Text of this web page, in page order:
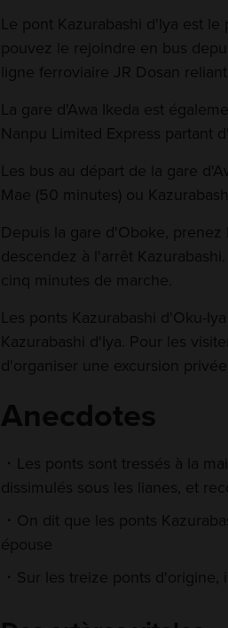
Le pont Kazurabashi d'Iya est
pouvez le rejoindre en bus
ligne ferroviaire JR Dosan
La gare d'Awa Ikeda est
Nanpu Limited Express partant
Les bus au départ de la gare
Mae (50 minutes) ou Kazurabashi
Depuis la gare d'Oboke,
descendez à l'arrêt
cinq minutes de marche.
Les ponts Kazurabashi d'Oku-
Kazurabashi d'Iya. Pour les
d'organiser une excursion privée.
Anecdotes
Les ponts sont tressés à la
dissimulés sous les lianes, et
On dit que les ponts
épouse
Sur les treize ponts d'origine,